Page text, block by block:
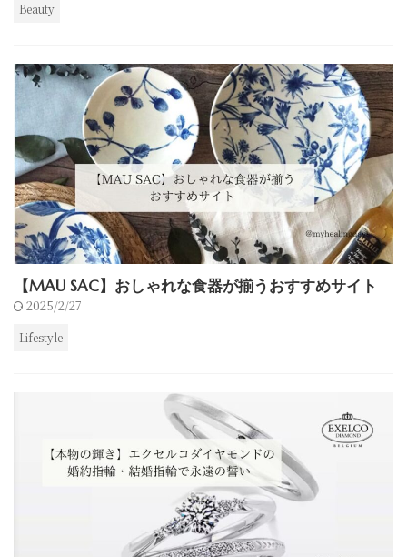
Beauty
【MAU SAC】おしゃれな食器が揃うおすすめサイト
2025/2/27
Lifestyle